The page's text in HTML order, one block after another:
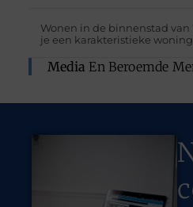
Wonen in de binnenstad van
je een karakteristieke
Media En Beroemde